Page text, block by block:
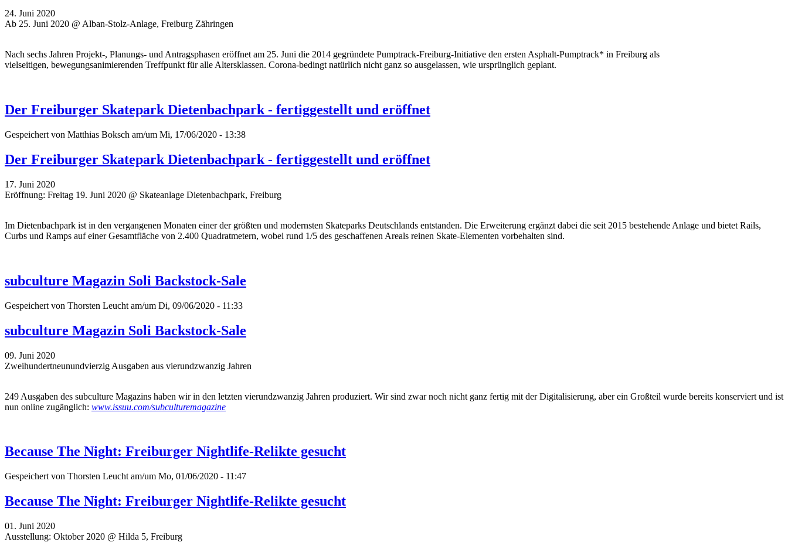
24. Juni 2020
Ab 25. Juni 2020 @ Alban-Stolz-Anlage, Freiburg Zähringen
Nach sechs Jahren Projekt-, Planungs- und Antragsphasen eröffnet am 25. Juni die 2014 gegründete Pumptrack-Freiburg-Initiative den ersten Asphalt-Pumptrack* in Freiburg als
vielseitigen, bewegungsanimierenden Treffpunkt für alle Altersklassen. Corona-bedingt natürlich nicht ganz so ausgelassen, wie ursprünglich geplant.
Der Freiburger Skatepark Dietenbachpark - fertiggestellt und eröffnet
Gespeichert von Matthias Boksch am/um Mi, 17/06/2020 - 13:38
Der Freiburger Skatepark Dietenbachpark - fertiggestellt und eröffnet
17. Juni 2020
Eröffnung: Freitag 19. Juni 2020 @ Skateanlage Dietenbachpark, Freiburg
Im Dietenbachpark ist in den vergangenen Monaten einer der größten und modernsten Skateparks Deutschlands entstanden. Die Erweiterung ergänzt dabei die seit 2015 bestehende Anlage und bietet Rails,
Curbs und Ramps auf einer Gesamtfläche von 2.400 Quadratmetern, wobei rund 1/5 des geschaffenen Areals reinen Skate-Elementen vorbehalten sind.
subculture Magazin Soli Backstock-Sale
Gespeichert von Thorsten Leucht am/um Di, 09/06/2020 - 11:33
subculture Magazin Soli Backstock-Sale
09. Juni 2020
Zweihundertneunundvierzig Ausgaben aus vierundzwanzig Jahren
249 Ausgaben des subculture Magazins haben wir in den letzten vierundzwanzig Jahren produziert. Wir sind zwar noch nicht ganz fertig mit der Digitalisierung, aber ein Großteil wurde bereits konserviert und ist
nun online zugänglich: www.issuu.com/subculturemagazine
Because The Night: Freiburger Nightlife-Relikte gesucht
Gespeichert von Thorsten Leucht am/um Mo, 01/06/2020 - 11:47
Because The Night: Freiburger Nightlife-Relikte gesucht
01. Juni 2020
Ausstellung: Oktober 2020 @ Hilda 5, Freiburg